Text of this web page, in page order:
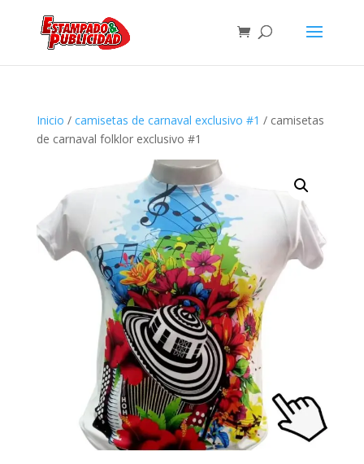
Inicio / camisetas de carnaval exclusivo #1 / camisetas
de carnaval folklor exclusivo #1